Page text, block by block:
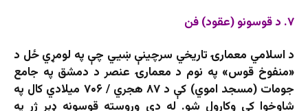
۷. د قوسونو (عقود) فن
د اسلامي معمارۍ تاریخي سرچینې ښيي چې په لومړي ځل د
«منفوخ قوس» په نوم د معمارۍ عنصر د دمشق په جامع
جومات (مسجد اموي) کې د ۸۷ هجري / ۷۰۶ میلادي کال په
شاوخوا کې وکارول شو. له دې وروسته قوسونه ډېر ژر په